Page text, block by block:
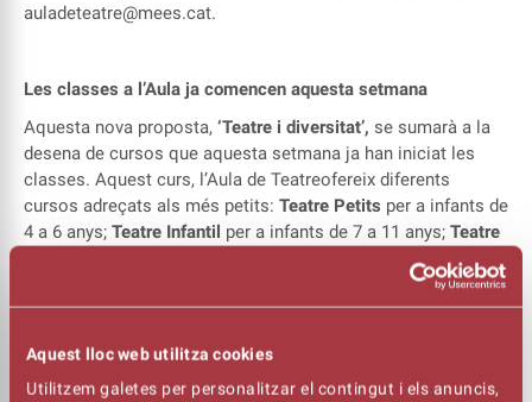
Aquest lloc web utilitza cookies
Utilitzem galetes per personalitzar el contingut i els anuncis,
auladeteatre@mees.cat.
Les classes a l’Aula ja comencen aquesta setmana
Aquesta nova proposta, ‘Teatre i diversitat’, se sumarà a la
desena de cursos que aquesta setmana ja han iniciat les
classes. Aquest curs, l’Aula de Teatreofereix diferents
cursos adreçats als més petits: Teatre Petits per a infants de
4 a 6 anys; Teatre Infantil per a infants de 7 a 11 anys; Teatre
Teatre jove
partir de 16 a 18 anys. Pel que fa als cursos adreçats a
majors de 18 anys, l’Aula de Teatre del Kursaal manté els
aMajors de 55 anysi el deCoreografies (dansa) de TEATRE
MUSICAL .